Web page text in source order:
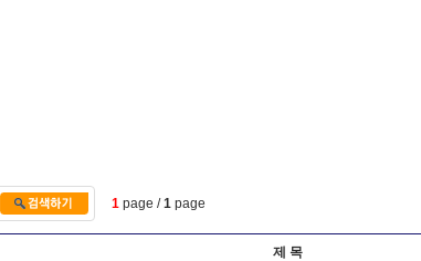
1 page /1 page
제 목